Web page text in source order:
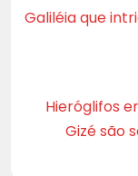
Galiléia que
Hieróglifos
Gizé são